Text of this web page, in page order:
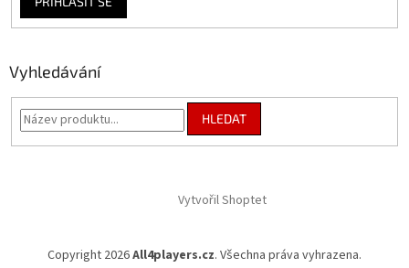
Vyhledávání
HLEDAT
Vytvořil Shoptet
Copyright 2026All4players.cz. Všechna práva vyhrazena.